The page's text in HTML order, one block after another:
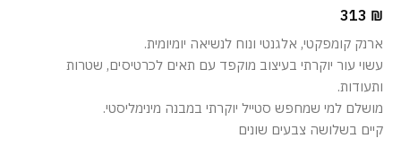
313 ₪
ארנק קומפקטי, אלגנטי ונוח לנשיאה יומיומית.
עשוי עור יוקרתי בעיצוב מוקפד עם תאים לכרטיסים, שטרות
ותעודות.
מושלם למי שמחפש סטייל יוקרתי במבנה מינימליסטי.
קיים בשלושה צבעים שונים